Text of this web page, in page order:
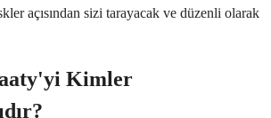
açısından sizi tarayacak ve düzenli olarak
Kimler